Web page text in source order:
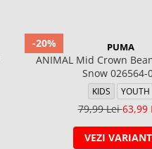
-20% PUMA
ANIMAL Mid Crown
Snow 026564-
KIDS YOUTH
79,99 Lei63,99
VEZI